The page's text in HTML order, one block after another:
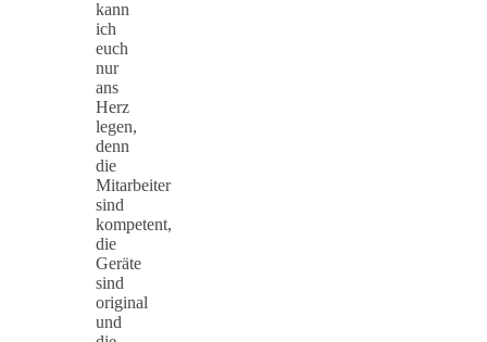
kann
ich
euch
nur
ans
Herz
legen,
denn
die
Mitarbeiter
sind
kompetent,
die
Geräte
sind
original
und